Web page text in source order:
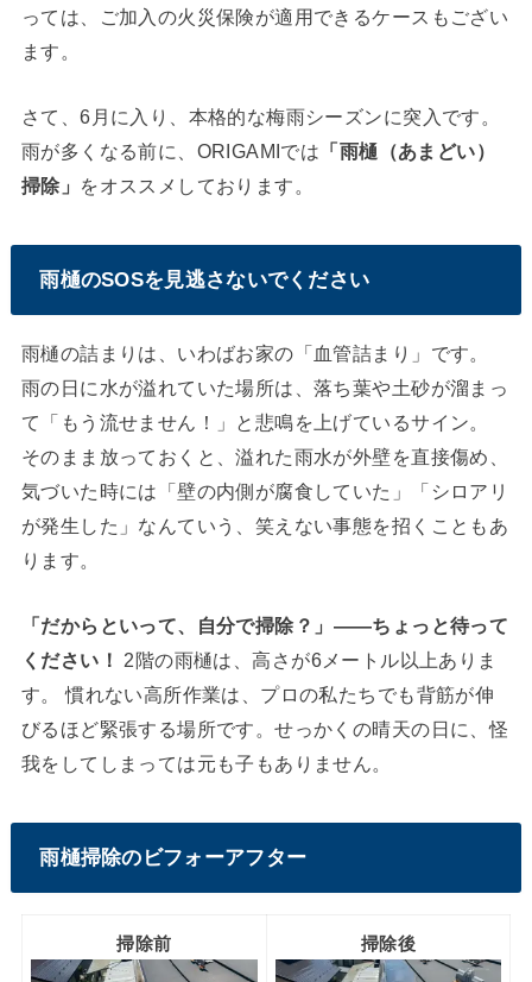
っては、ご加入の火災保険が適用できるケースもござい
ます。
さて、6月に入り、本格的な梅雨シーズンに突入です。
雨が多くなる前に、ORIGAMIでは 「雨樋（あまどい）
掃除」
をオススメしております。
雨樋のSOSを見逃さないでください
雨樋の詰まりは、いわばお家の「血管詰まり」です。
雨の日に水が溢れていた場所は、落ち葉や土砂が溜まっ
て「もう流せません！」と悲鳴を上げているサイン。
そのまま放っておくと、溢れた雨水が外壁を直接傷め、
気づいた時には「壁の内側が腐食していた」「シロアリ
が発生した」なんていう、笑えない事態を招くこともあ
ります。
「だからといって、自分で掃除？」 ——ちょっと待って
ください！
2階の雨樋は、高さが6メートル以上ありま
す。 慣れない高所作業は、プロの私たちでも背筋が伸
びるほど緊張する場所です。せっかくの晴天の日に、怪
我をしてしまっては元も子もありません。
雨樋掃除のビフォーアフター
掃除前 掃除後